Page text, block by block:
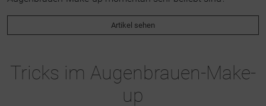
Artikel sehen
Tricks im Augenbrauen-Make-
up